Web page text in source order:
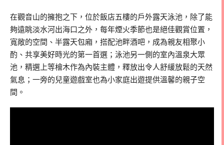
在觀音山的擁抱之下，位於飯店五樓的戶外露天泳池，除了能
夠遠眺淡水河出海口之外，每年煙火季節也是絕佳觀賞位置，
寬敞的空間、半露天包廂，搭配池畔酒吧，成為親友相聚小
酌、共享美好時光的第一首選；泳池另一側的室內溫泉大眾
池，精選上等檜木作為內裝主體，釋放出令人舒緩放鬆的天然
氣息；一旁的兒童遊戲室也為小家庭出遊提供溫馨的親子空
間。